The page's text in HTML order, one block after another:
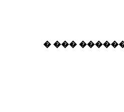
� ���